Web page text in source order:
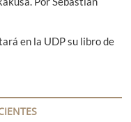
en la UDP su libro de